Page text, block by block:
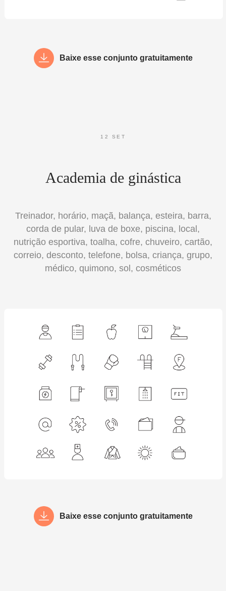
Baixe esse conjunto gratuitamente
12 SET
Academia de ginástica
Treinador, horário, maçã, balança, esteira, barra,
corda de pular, luva de boxe, piscina, local,
nutrição esportiva, toalha, cofre, chuveiro, cartão,
correio, desconto, telefone, bolsa, criança, grupo,
médico, quimono, sol, cosméticos
Baixe esse conjunto gratuitamente